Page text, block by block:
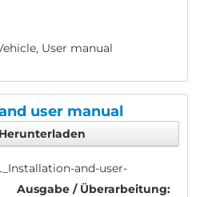
User manual
user manual
Herunterladen
and-user-
Ausgabe / Überarbeitung: